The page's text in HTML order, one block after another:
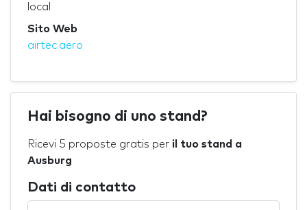
local
Sito Web
airtec.aero
Hai bisogno di uno stand?
Ricevi 5 proposte gratis per il tuo stand a
Ausburg
Dati di contatto